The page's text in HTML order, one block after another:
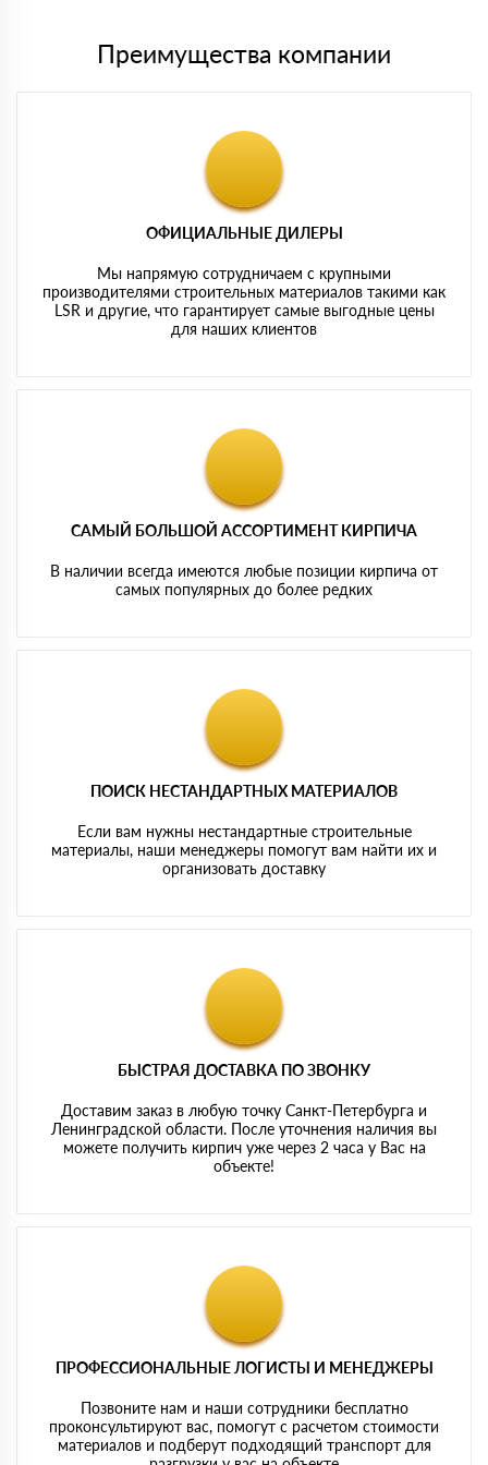
Преимущества компании
ОФИЦИАЛЬНЫЕ ДИЛЕРЫ
Мы напрямую сотрудничаем с крупными
производителями строительных материалов такими как
LSR и другие, что гарантирует самые выгодные цены
для наших клиентов
САМЫЙ БОЛЬШОЙ АССОРТИМЕНТ КИРПИЧА
В наличии всегда имеются любые позиции кирпича от
самых популярных до более редких
ПОИСК НЕСТАНДАРТНЫХ МАТЕРИАЛОВ
Если вам нужны нестандартные строительные
материалы, наши менеджеры помогут вам найти их и
организовать доставку
БЫСТРАЯ ДОСТАВКА ПО ЗВОНКУ
Доставим заказ в любую точку Санкт-Петербурга и
Ленинградской области. После уточнения наличия вы
можете получить кирпич уже через 2 часа у Вас на
объекте!
ПРОФЕССИОНАЛЬНЫЕ ЛОГИСТЫ И МЕНЕДЖЕРЫ
Позвоните нам и наши сотрудники бесплатно
проконсультируют вас, помогут с расчетом стоимости
материалов и подберут подходящий транспорт для